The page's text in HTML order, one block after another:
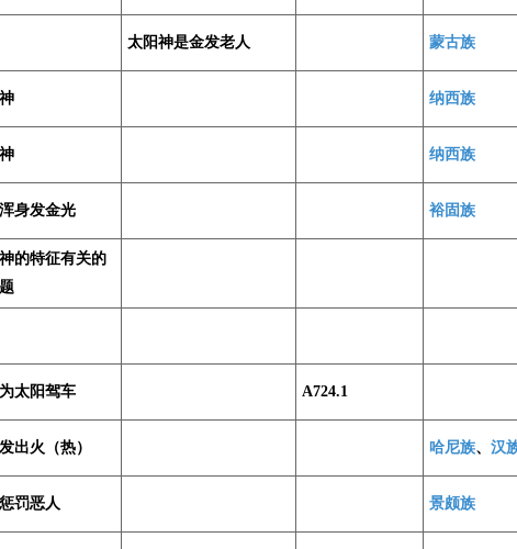
太阳神是金发老人 蒙古族
纳西族
纳西族
身发金光 裕固族
的特征有关的
太阳驾车 A724.1
出火（热） 哈尼族、 汉
罚恶人 景颇族